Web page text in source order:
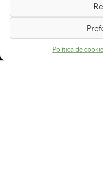
Política de
Passeig de la
08500 Vic